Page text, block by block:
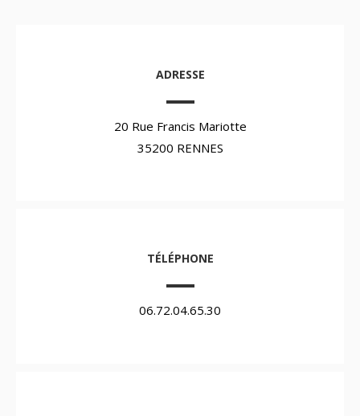
ADRESSE
20 Rue Francis Mariotte
35200 RENNES
TÉLÉPHONE
06.72.04.65.30